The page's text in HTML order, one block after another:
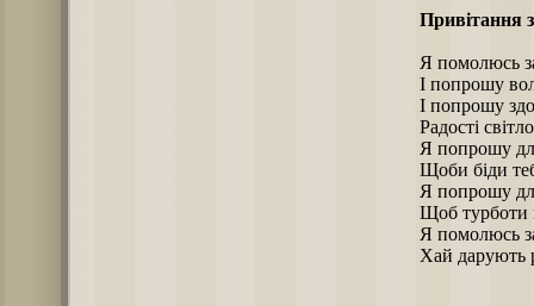
Привітання
Я помолюсь
І попрошу
І попрошу
Радості
Я попрошу
Щоби біди
Я попрошу
Щоб турботи
Я помолюсь
Хай дарують